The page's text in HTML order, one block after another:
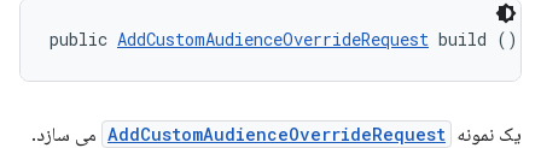
public AddCustomAudienceOverrideRequest build ()
یک نمونه AddCustomAudienceOverrideRequest می سازد.